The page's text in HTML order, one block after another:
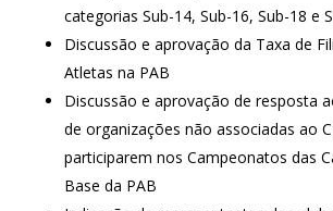
categorias Sub-14, Sub-16, Sub-18 e
Discussão e aprovação da Taxa de
Atletas na PAB
Discussão e aprovação de resposta
de organizações não associadas ao
participarem nos Campeonatos das
Base da PAB